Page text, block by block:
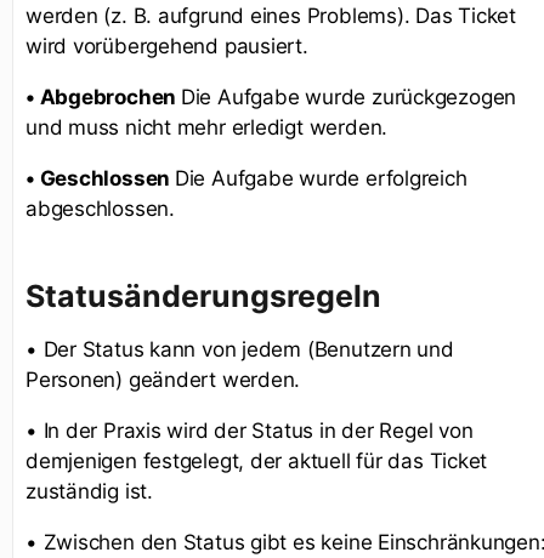
werden (z. B. aufgrund eines Problems). Das Ticket
wird vorübergehend pausiert.
• Abgebrochen Die Aufgabe wurde zurückgezogen
und muss nicht mehr erledigt werden.
• Geschlossen Die Aufgabe wurde erfolgreich
abgeschlossen.
Statusänderungsregeln
• Der Status kann von jedem (Benutzern und
Personen) geändert werden.
• In der Praxis wird der Status in der Regel von
demjenigen festgelegt, der aktuell für das Ticket
zuständig ist.
• Zwischen den Status gibt es keine